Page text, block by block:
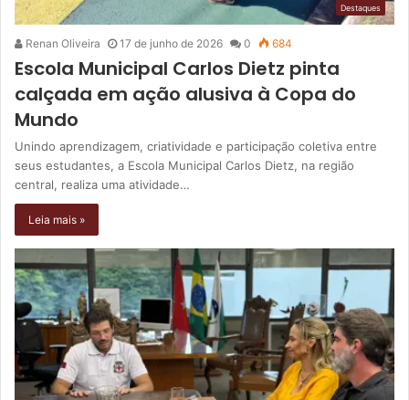
Destaques
Renan Oliveira 17 de junho de 2026 0 684
Escola Municipal Carlos Dietz pinta
calçada em ação alusiva à Copa do
Mundo
Unindo aprendizagem, criatividade e participação coletiva entre
seus estudantes, a Escola Municipal Carlos Dietz, na região
central, realiza uma atividade…
Leia mais »